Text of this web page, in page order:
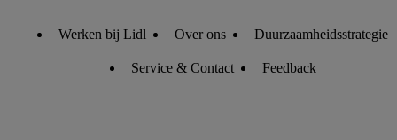
Werken bij Lidl Over ons Duurzaamheidsstrategie
Service & Contact Feedback